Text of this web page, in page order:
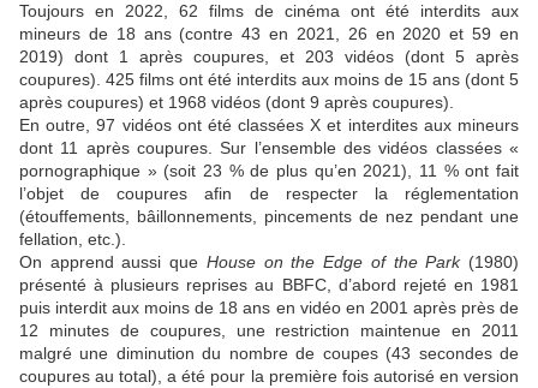
Toujours en 2022, 62 films de cinéma ont été interdits aux
mineurs de 18 ans (contre 43 en 2021, 26 en 2020 et 59 en
2019) dont 1 après coupures, et 203 vidéos (dont 5 après
coupures). 425 films ont été interdits aux moins de 15 ans (dont 5
après coupures) et 1968 vidéos (dont 9 après coupures).
En outre, 97 vidéos ont été classées X et interdites aux mineurs
dont 11 après coupures. Sur l’ensemble des vidéos classées «
pornographique » (soit 23 % de plus qu’en 2021), 11 % ont fait
l’objet de coupures afin de respecter la réglementation
(étouffements, bâillonnements, pincements de nez pendant une
fellation, etc.).
On apprend aussi que House on the Edge of the Park(1980)
présenté à plusieurs reprises au BBFC, d’abord rejeté en 1981
puis interdit aux moins de 18 ans en vidéo en 2001 après près de
12 minutes de coupures, une restriction maintenue en 2011
malgré une diminution du nombre de coupes (43 secondes de
coupures au total), a été pour la première fois autorisé en version